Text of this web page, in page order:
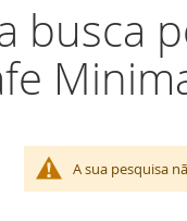
busca
A sua pesquisa